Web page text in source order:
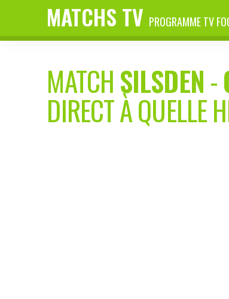
MATCHS TV PROGRAMME TV
MATCHSILSDEN-
DIRECT À QUELLE